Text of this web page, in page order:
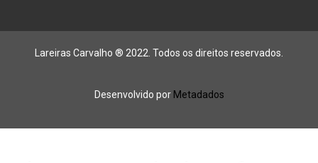
Lareiras Carvalho ® 2022. Todos os direitos reservados.
Desenvolvido por Metadados